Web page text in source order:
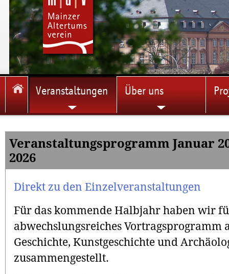
Veranstaltungen Über uns
Veranstaltungsprogramm Januar
2026
Direkt zu den Einzelveranstaltungen
Für das kommende Halbjahr haben wir
abwechslungsreiches Vortragsprogramm
Geschichte, Kunstgeschichte und
zusammengestellt.